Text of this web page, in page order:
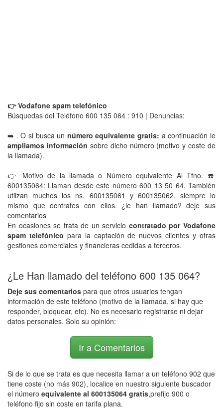
👉 Vodafone spam telefónico
Búsquedas del Teléfono 600 135 064 : 910 | Denuncias:
➡️ . O si busca un número equivalente gratis: a continuación le
ampliamos información sobre dicho número (motivo y coste de
la llamada).
👉 Motivo de la llamada o Número equivalente Al Tfno. ☎️
600135064: Llaman desde este número 600 13 50 64. También
utiizan muchos los ns. 600135061 y 600135062. siempre lo
mismo que ocntrates con ellos. ¿le han llamado? deje sus
comentarios
En ocasiones se trata de un servicio contratado por Vodafone
spam telefónico para la captación de nuevos clientes y otras
gestiones comerciales y financieras cedidas a terceros.
¿Le Han llamado del teléfono 600 135 064?
Deje sus comentarios para que otros usuarios tengan
información de este teléfono (motivo de la llamada, si hay que
responder, bloquear, etc). No es necesario registrarse ni dejar
datos personales. Solo su opinión:
Ir a Comentarios
Si de lo que se trata es que necesita llamar a un teléfono 902 que
tiene coste (no más 902), localice en nuestro siguiente buscador
el número equivalente al 600135064 gratis,prefijo 900 o
teléfono fijo sin coste en tarifa plana.